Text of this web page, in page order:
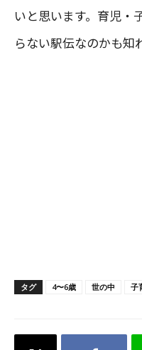
いと思います。育児・
らない駅伝なのかも知
タグ 4〜6歳 世の中 子